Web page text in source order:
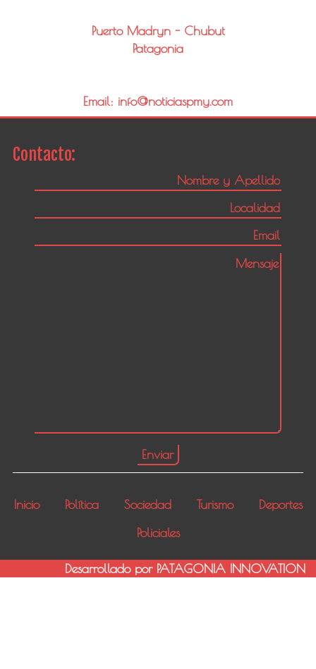
Puerto Madryn - Chubut
Patagonia
Email: info@noticiaspmy.com
Contacto:
Inicio Política Sociedad Turismo
Deportes
Policiales
Desarrollado por PATAGONIA INNOVATION